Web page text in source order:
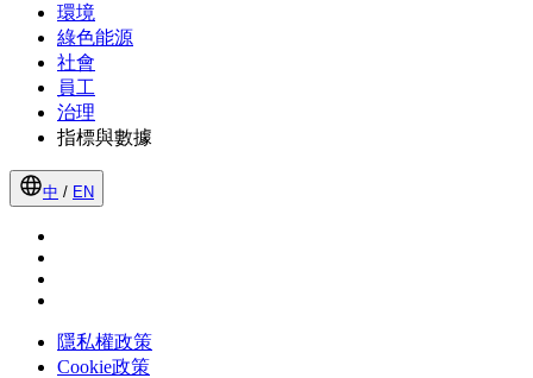
環境
綠色能源
社會
員工
治理
指標與數據
中 / EN
隱私權政策
Cookie政策